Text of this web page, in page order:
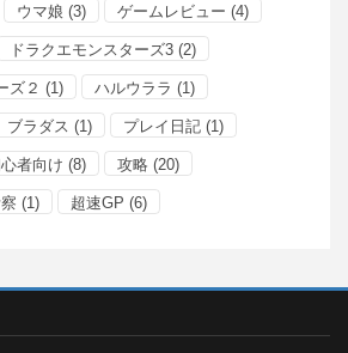
ウマ娘 (3) ゲームレビュー (4)
ドラクエモンスターズ3 (2)
ズ２ (1) ハルウララ (1)
ブラダス (1) プレイ日記 (1)
者向け (8) 攻略 (20)
(1) 超速GP (6)